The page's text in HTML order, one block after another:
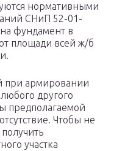
нормативными
СНиП 52-01-
фундамент в
площади всей ж/б
при армировании
другого
предполагаемой
Чтобы не
участка